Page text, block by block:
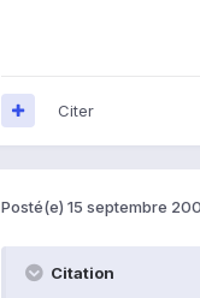
Citer
Posté(e) 15 septembre
Citation